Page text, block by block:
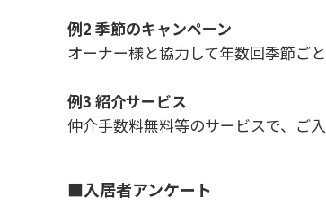
例2 季節のキャンペーン
オーナー様と協力して年数回季節ご
例3 紹介サービス
仲介手数料無料等のサービスで、ご
■入居者アンケート